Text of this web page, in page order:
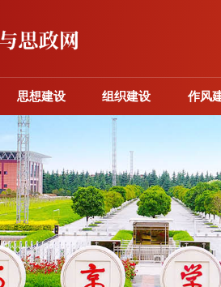
思想建设 组织建设 作风